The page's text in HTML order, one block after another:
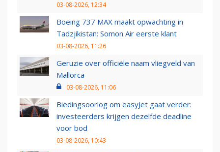
03-08-2026, 12:34
Boeing 737 MAX maakt opwachting in
Tadzjikistan: Somon Air eerste klant
03-08-2026, 11:26
Geruzie over officiële naam vliegveld van
Mallorca
03-08-2026, 11:06
Biedingsoorlog om easyJet gaat verder:
investeerders krijgen dezelfde deadline
voor bod
03-08-2026, 10:43